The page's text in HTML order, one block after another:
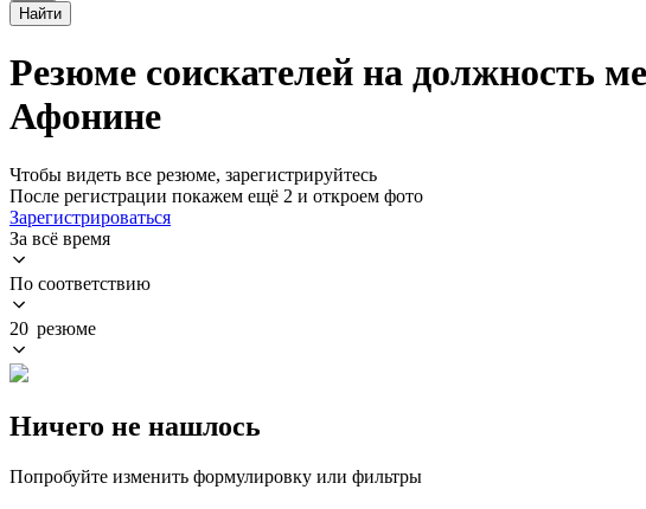
Найти
Резюме соискателей на должность
Афонине
Чтобы видеть все резюме, зарегистрируйтесь
После регистрации покажем ещё 2 и откроем фото
Зарегистрироваться
За всё время
По соответствию
20 резюме
Ничего не нашлось
Попробуйте изменить формулировку или фильтры